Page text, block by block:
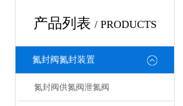
产品列表 / PRODUCTS
氮封阀氮封装置
氮封阀供氮阀泄氮阀